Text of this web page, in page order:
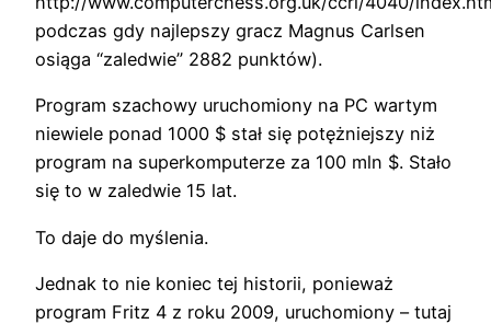
podczas gdy najlepszy gracz Magnus Carlsen
osiąga “zaledwie” 2882 punktów).
Program szachowy uruchomiony na PC wartym
niewiele ponad 1000 $ stał się potężniejszy niż
program na superkomputerze za 100 mln $. Stało
się to w zaledwie 15 lat.
To daje do myślenia.
Jednak to nie koniec tej historii, ponieważ
program Fritz 4 z roku 2009, uruchomiony – tutaj